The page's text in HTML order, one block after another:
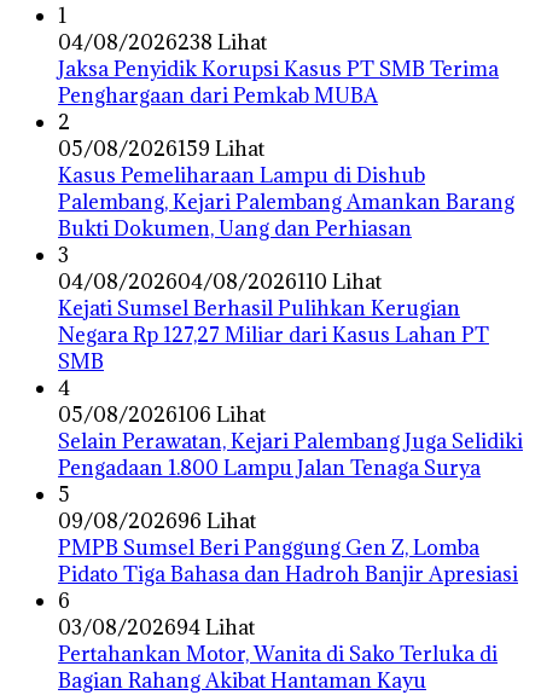
1
04/08/2026238 Lihat
Jaksa Penyidik Korupsi Kasus PT SMB Terima
Penghargaan dari Pemkab MUBA
2
05/08/2026159 Lihat
Kasus Pemeliharaan Lampu di Dishub
Palembang, Kejari Palembang Amankan Barang
Bukti Dokumen, Uang dan Perhiasan
3
04/08/202604/08/2026110 Lihat
Kejati Sumsel Berhasil Pulihkan Kerugian
Negara Rp 127,27 Miliar dari Kasus Lahan PT
SMB
4
05/08/2026106 Lihat
Selain Perawatan, Kejari Palembang Juga Selidiki
Pengadaan 1.800 Lampu Jalan Tenaga Surya
5
09/08/202696 Lihat
PMPB Sumsel Beri Panggung Gen Z, Lomba
Pidato Tiga Bahasa dan Hadroh Banjir Apresiasi
6
03/08/202694 Lihat
Pertahankan Motor, Wanita di Sako Terluka di
Bagian Rahang Akibat Hantaman Kayu